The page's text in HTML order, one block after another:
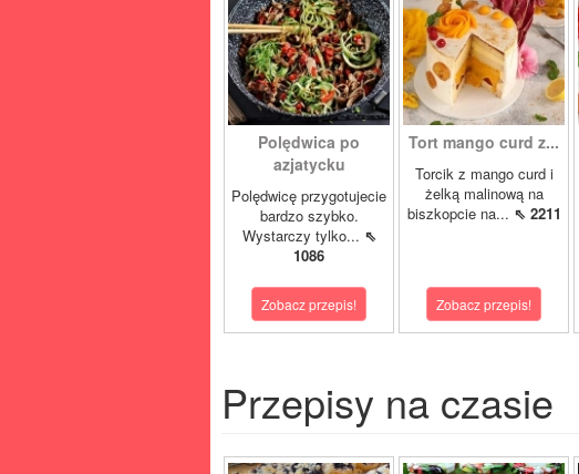
Polędwica po
azjatycku
Polędwicę przygotujecie
bardzo szybko.
Wystarczy tylko... ⇖
1086
Zobacz przepis!
Tort mango curd z...
Torcik z mango curd i
żelką malinową na
biszkopcie na... ⇖ 2211
Zobacz przepis!
Przepisy na czasie